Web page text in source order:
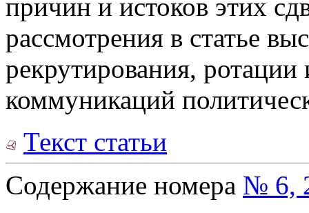
причин и истоков этих
рассмотрения в статье
рекрутирования,
коммуникаций
Текст статьи
Содержание номера № 6,